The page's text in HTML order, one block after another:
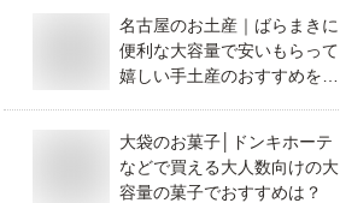
名古屋のお土産｜ばらまきに
便利な大容量で安いもらって
嬉しい手土産のおすすめを教
大袋のお菓子│ドンキホーテ
などで買える大人数向けの大
容量の菓子でおすすめは？